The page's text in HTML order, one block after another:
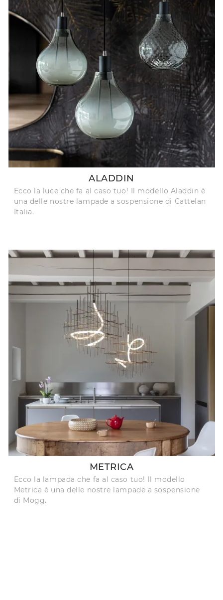
ALADDIN
Ecco la luce che fa al caso tuo! Il modello Aladdin è
una delle nostre lampade a sospensione di Cattelan
Italia.
METRICA
Ecco la lampada che fa al caso tuo! Il modello
Metrica è una delle nostre lampade a sospensione
di Mogg.